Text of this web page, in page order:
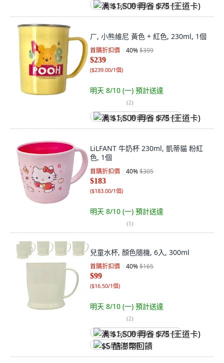
满 $1,500 再省 $75 (王道卡)
ㄏ, 小熊維尼 黃色 + 紅色, 230ml, 1個
首購折扣價 40%$399
$239
($239.00/1個)
明天 8/10 (一) 預計送達
(2)
满 $1,500 再省 $75 (王道卡)
LiLFANT 牛奶杯 230ml, 凱蒂貓 粉紅
色, 1個
首購折扣價 40%$305
$183
($183.00/1個)
明天 8/10 (一) 預計送達
(1)
兒童水杯, 顏色隨機, 6入, 300ml
首購折扣價 40%$165
$99
($16.50/1個)
明天 8/10 (一) 預計送達
(2)
满 $1,500 再省 $75 (王道卡)
$5 酷澎幣回饋